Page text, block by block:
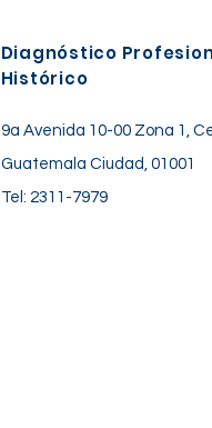
Diagnóstico
Histórico
9a Avenida 10-00 Zona 1,
Guatemala Ciudad, 01001
Tel: 2311-7979